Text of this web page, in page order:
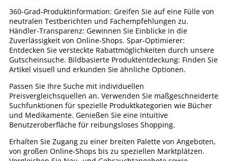
360-Grad-Produktinformation: Greifen Sie auf eine Fülle von
neutralen Testberichten und Fachempfehlungen zu.
Händler-Transparenz: Gewinnen Sie Einblicke in die
Zuverlässigkeit von Online-Shops. Spar-Optimierer:
Entdecken Sie versteckte Rabattmöglichkeiten durch unsere
Gutscheinsuche. Bildbasierte Produktentdeckung: Finden Sie
Artikel visuell und erkunden Sie ähnliche Optionen.
Passen Sie Ihre Suche mit individuellen
Preisvergleichsquellen an. Verwenden Sie maßgeschneiderte
Suchfunktionen für spezielle Produktkategorien wie Bücher
und Medikamente. Genießen Sie eine intuitive
Benutzeroberfläche für reibungsloses Shopping.
Erhalten Sie Zugang zu einer breiten Palette von Angeboten,
von großen Online-Shops bis zu speziellen Marktplätzen.